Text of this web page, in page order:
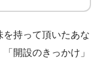
を持って頂いたあな
開設のきっかけ」